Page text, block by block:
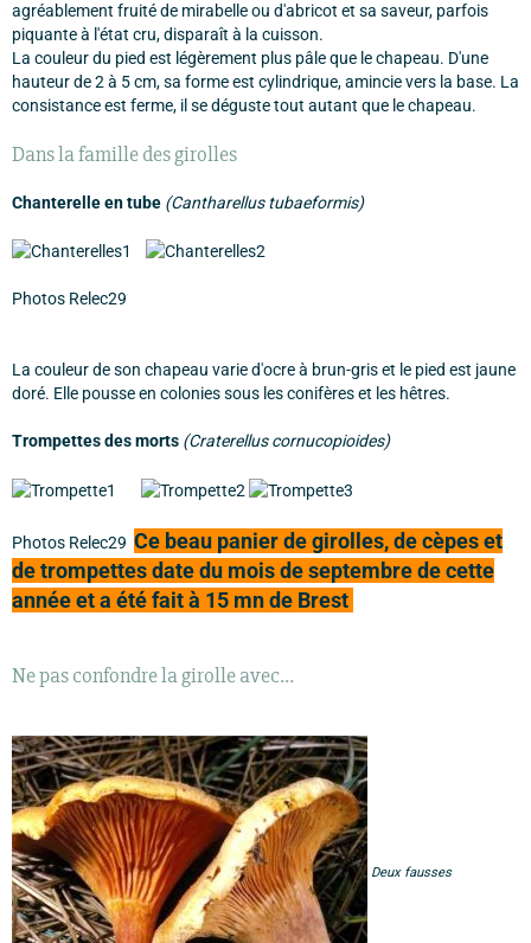
agréablement fruité de mirabelle ou d'abricot et sa saveur, parfois
piquante à l'état cru, disparaît à la cuisson.
La couleur du pied est légèrement plus pâle que le chapeau. D'une
hauteur de 2 à 5 cm, sa forme est cylindrique, amincie vers la base. La
consistance est ferme, il se déguste tout autant que le chapeau.
Dans la famille des girolles
Chanterelle en tube (Cantharellus tubaeformis)
Photos Relec29
La couleur de son chapeau varie d'ocre à brun-gris et le pied est jaune
doré. Elle pousse en colonies sous les conifères et les hêtres.
Trompettes des morts (Craterellus cornucopioides)
Photos Relec29 Ce beau panier de girolles, de cèpes et
de trompettes date du mois de septembre de cette
année et a été fait à 15 mn de Brest
Ne pas confondre la girolle avec...
Deux fausses